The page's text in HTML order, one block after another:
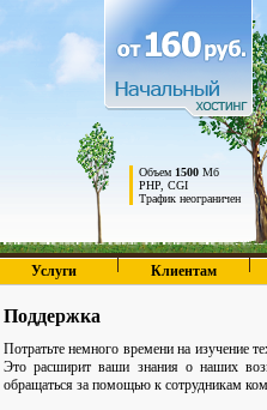
Объем 1500Мб
PHP, CGI
Трафик неограничен
Услуги Клиентам
Поддержка
Потратьте немного времени на изучение
Это расширит ваши знания о наших
обращаться за помощью к сотрудникам